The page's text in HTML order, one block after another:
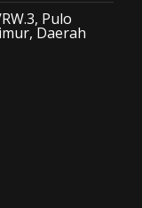
Pulo
Daerah